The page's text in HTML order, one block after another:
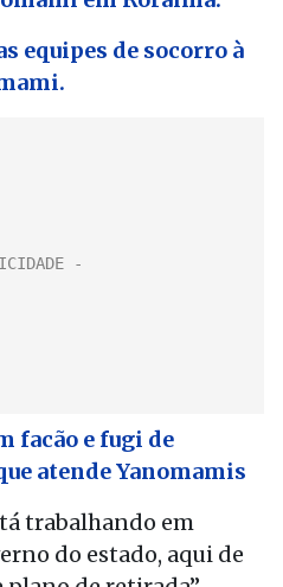
equipes de socorro à
facão e fugi de
atende Yanomamis
trabalhando em
do estado, aqui de